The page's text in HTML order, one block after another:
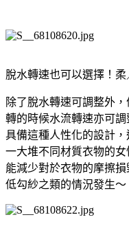
脫水轉速也可以選擇！柔
除了脫水轉速可調整外
轉的時候水流轉速亦可調
具備這種人性化的設計
一大堆不同材質衣物的女
能減少對於衣物的摩擦
低勾紗之類的情況發生～